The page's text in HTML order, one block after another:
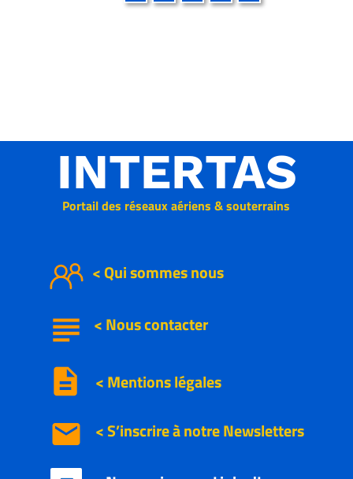
description
subject
email
INTERTAS
<Nouscontacter
< Qui sommes nous
< S’inscrire à notreNewsletters
< Mentions légales
Portail des réseaux aériens & souterrains